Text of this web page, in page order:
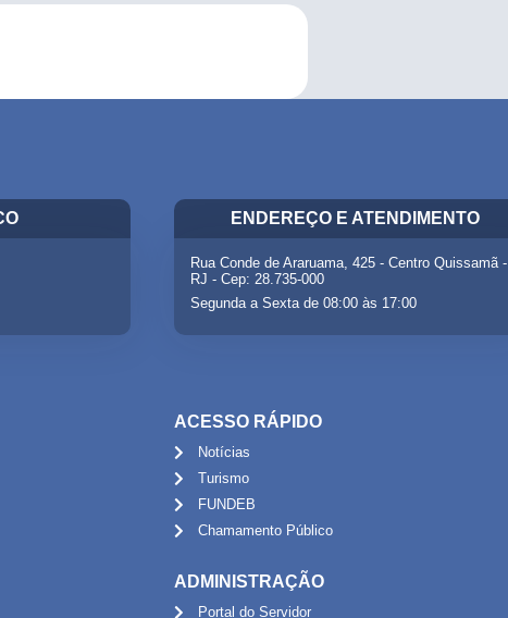
ENDEREÇO E ATENDIMENTO
Rua Conde de Araruama, 425 - Centro Quissamã -
RJ - Cep: 28.735-000
Segunda a Sexta de 08:00 às 17:00
ACESSO RÁPIDO
Notícias
Turismo
FUNDEB
Chamamento Público
ADMINISTRAÇÃO
Portal do Servidor